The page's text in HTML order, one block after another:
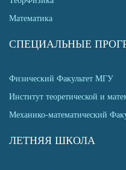
Математика
СПЕЦИАЛЬНЫЕ
Физический Факультет МГУ
Институт теоретической и
Механико-математический
ЛЕТНЯЯ ШКОЛА